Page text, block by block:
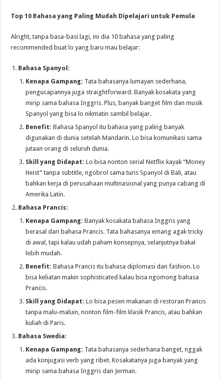
Top 10 Bahasa yang Paling Mudah Dipelajari untuk Pemula
Alright, tanpa basa-basi lagi, ini dia 10 bahasa yang paling
recommended buat lo yang baru mau belajar:
Bahasa Spanyol:
Kenapa Gampang: Tata bahasanya lumayan sederhana,
pengucapannya juga straightforward. Banyak kosakata yang
mirip sama bahasa Inggris. Plus, banyak banget film dan musik
Spanyol yang bisa lo nikmatin sambil belajar.
Benefit: Bahasa Spanyol itu bahasa yang paling banyak
digunakan di dunia setelah Mandarin. Lo bisa komunikasi sama
jutaan orang di seluruh dunia.
Skill yang Didapat: Lo bisa nonton serial Netflix kayak “Money
Heist” tanpa subtitle, ngobrol sama turis Spanyol di Bali, atau
bahkan kerja di perusahaan multinasional yang punya cabang di
Amerika Latin.
Bahasa Prancis:
Kenapa Gampang: Banyak kosakata bahasa Inggris yang
berasal dari bahasa Prancis. Tata bahasanya emang agak tricky
di awal, tapi kalau udah paham konsepnya, selanjutnya bakal
lebih mudah.
Benefit: Bahasa Prancis itu bahasa diplomasi dan fashion. Lo
bisa keliatan makin sophisticated kalau bisa ngomong bahasa
Prancis.
Skill yang Didapat: Lo bisa pesen makanan di restoran Prancis
tanpa malu-maluin, nonton film-film klasik Prancis, atau bahkan
kuliah di Paris.
Bahasa Swedia:
Kenapa Gampang: Tata bahasanya sederhana banget, nggak
ada konjugasi verb yang ribet. Kosakatanya juga banyak yang
mirip sama bahasa Inggris dan Jerman.